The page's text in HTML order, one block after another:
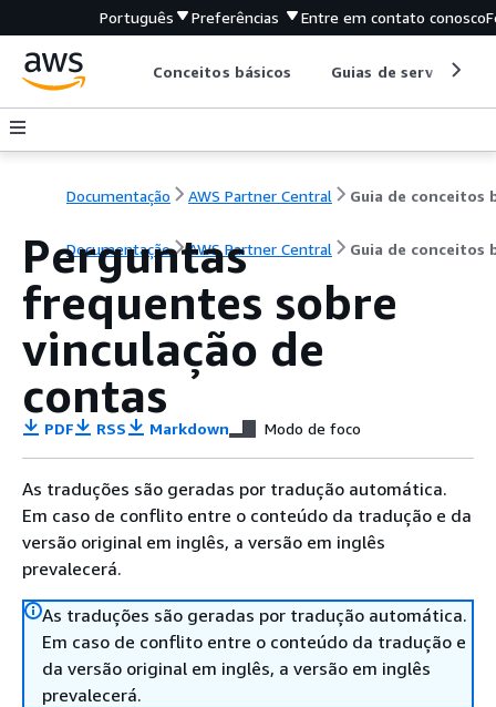
Português Preferências Entre em contato conosco
Conceitos básicos Guias de serviço
Documentação AWS Partner Central
Documentação AWS Partner Central Guia de conceitos
Perguntas
frequentes sobre
vinculação de
contas
PDF RSS Markdown Modo de foco
As traduções são geradas por tradução automática.
Em caso de conflito entre o conteúdo da tradução e da
versão original em inglês, a versão em inglês
prevalecerá.
As traduções são geradas por tradução automática.
Em caso de conflito entre o conteúdo da tradução e
da versão original em inglês, a versão em inglês
prevalecerá.